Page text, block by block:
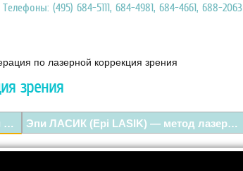
Телефоны: (495) 684-5111, 684-4981, 684-4661, 688-2063
по лазерной коррекция зрения
зрения
Запись операции лазерной коррекции зрения. Эпи ЛАСИК (Epi LASIK) — метод лазерной коррекции зрения.